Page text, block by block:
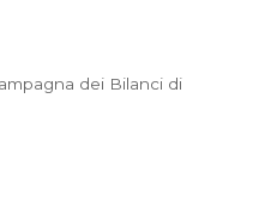
dei Bilanci di